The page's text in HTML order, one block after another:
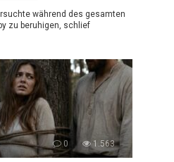
während des gesamten
zu beruhigen, schlief
0 1.563